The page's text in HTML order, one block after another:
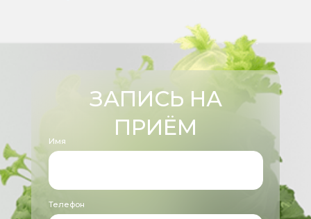
Написать в Telegram
Написать в WhatsApp
Написать в MAX